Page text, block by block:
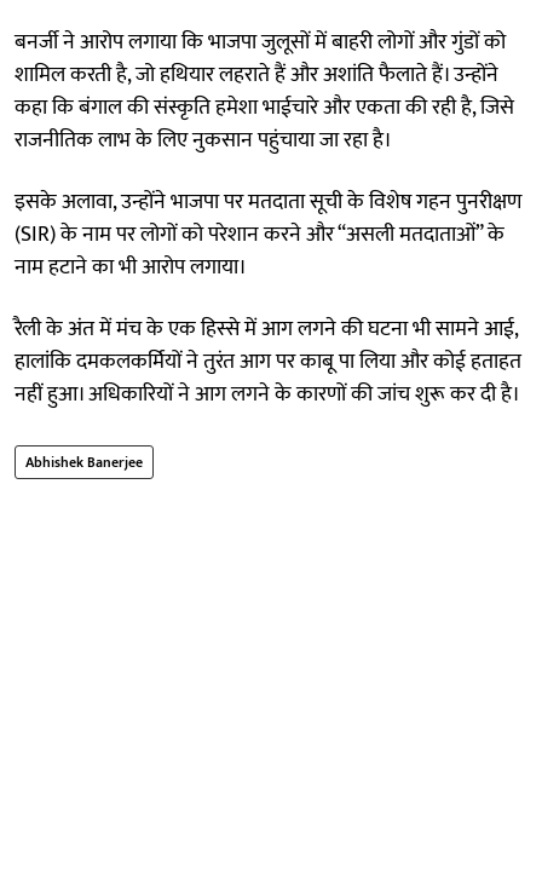
बनर्जी ने आरोप लगाया कि भाजपा जुलूसों में बाहरी लोगों और गुंडों को
शामिल करती है, जो हथियार लहराते हैं और अशांति फैलाते हैं। उन्होंने
कहा कि बंगाल की संस्कृति हमेशा भाईचारे और एकता की रही है, जिसे
राजनीतिक लाभ के लिए नुकसान पहुंचाया जा रहा है।
इसके अलावा, उन्होंने भाजपा पर मतदाता सूची के विशेष गहन पुनरीक्षण
(SIR) के नाम पर लोगों को परेशान करने और “असली मतदाताओं” के
नाम हटाने का भी आरोप लगाया।
रैली के अंत में मंच के एक हिस्से में आग लगने की घटना भी सामने आई,
हालांकि दमकलकर्मियों ने तुरंत आग पर काबू पा लिया और कोई हताहत
नहीं हुआ। अधिकारियों ने आग लगने के कारणों की जांच शुरू कर दी है।
Abhishek Banerjee